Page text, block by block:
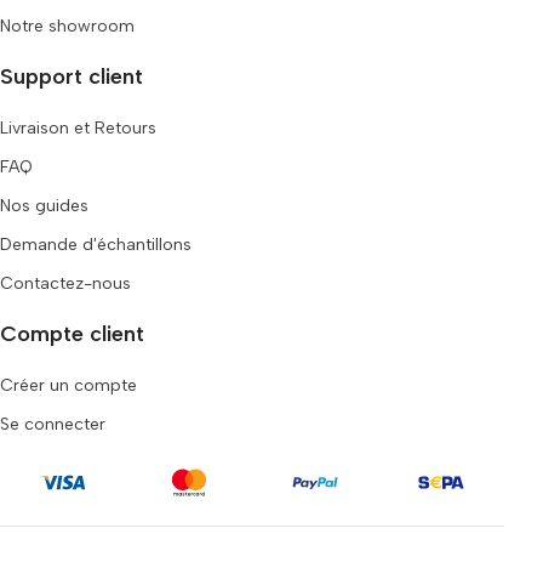
Notre showroom
Support client
Livraison et Retours
FAQ
Nos guides
Demande d'échantillons
Contactez-nous
Compte client
Créer un compte
Se connecter